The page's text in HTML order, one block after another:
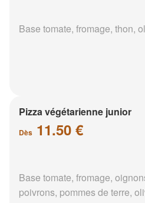
Base tomate, fromage, thon,
Pizza végétarienne junior
Dès 11.50 €
Base tomate, fromage,
poivrons, pommes de terre,